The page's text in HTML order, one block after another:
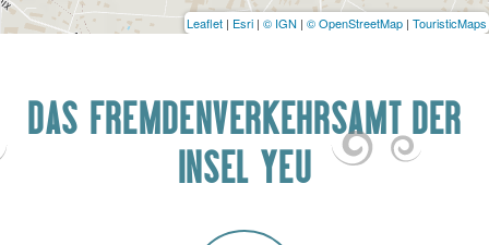
Leaflet | Esri | © IGN | © OpenStreetMap | TouristicMaps
DAS FREMDENVERKEHRSAMT DER
INSEL YEU